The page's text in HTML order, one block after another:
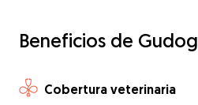
Beneficios de Gudog
Cobertura veterinaria